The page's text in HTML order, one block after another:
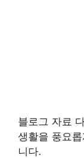
블로그 자료
생활을 풍요
니다.